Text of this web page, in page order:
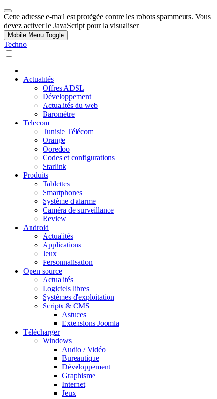
Cette adresse e-mail est protégée contre les robots spammeurs. Vous
devez activer le JavaScript pour la visualiser.
Mobile Menu Toggle
Techno
Actualités
Offres ADSL
Développement
Actualités du web
Baromètre
Telecom
Tunisie Télécom
Orange
Ooredoo
Codes et configurations
Starlink
Produits
Tablettes
Smartphones
Système d'alarme
Caméra de surveillance
Review
Android
Actualités
Applications
Jeux
Personnalisation
Open source
Actualités
Logiciels libres
Systèmes d'exploitation
Scripts & CMS
Astuces
Extensions Joomla
Télécharger
Windows
Audio / Vidéo
Bureautique
Développement
Graphisme
Internet
Jeux